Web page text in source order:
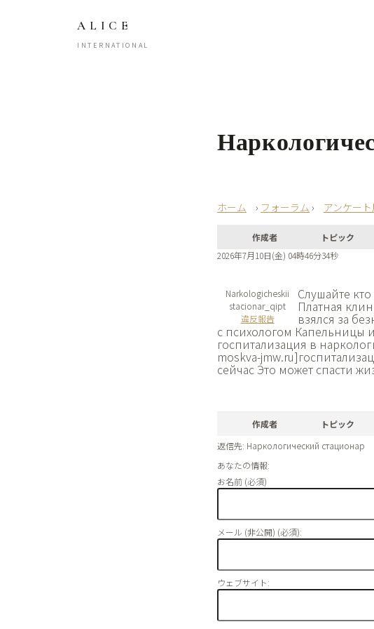
ALICE
INTERNATIONAL
› フォーラム › アンケート
作成者
トピック
2026年7月10日(金) 04時46分34秒
Narkologicheskii
stacionar_qipt
違反報告
Слушайте
Платная
взялся за
с психологом Капельницы
госпитализация в
moskva-
сейчас Это может спасти
作成者
トピック
返信先: Наркологический стационар
あなたの情報:
お名前 (必須)
メール (非公開) (必須):
ウェブサイト: